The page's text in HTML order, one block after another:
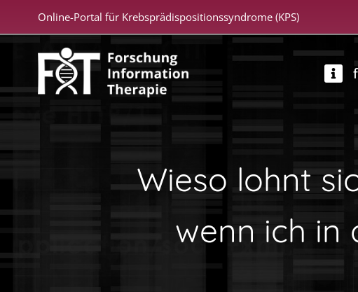
Inhalt
springen
Online-Portal für Krebsprädispositionssyndrome (KPS)
Wieso lohnt
wenn ich in